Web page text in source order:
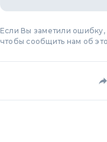
Если Вы заметили
чтобы сообщить нам об